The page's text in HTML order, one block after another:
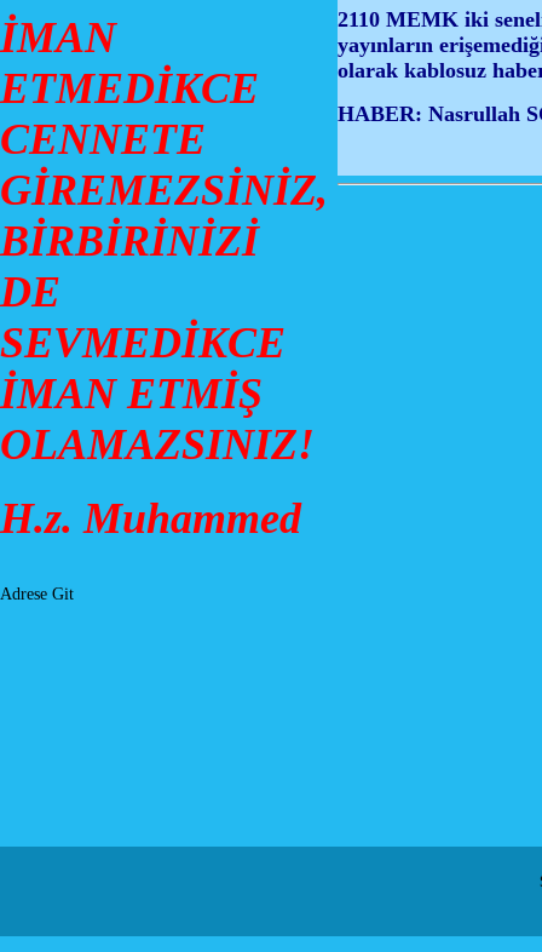
İMAN
ETMEDİKCE
CENNETE
GİREMEZSİNİZ,
BİRBİRİNİZİ
DE
SEVMEDİKCE
İMAN ETMİŞ
OLAMAZSINIZ!
H.z. Muhammed
Adrese Git
2110 MEMK iki
yayınların
olarak kablosuz
HABER: Nasrullah